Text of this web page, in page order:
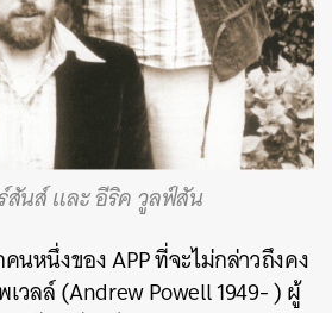
สันส์ และ อีริค วูลฟ์สัน
หนึ่งของ APP ที่จะไม่กล่าวถึงคง
วลล์ (Andrew Powell 1949- ) ผู้